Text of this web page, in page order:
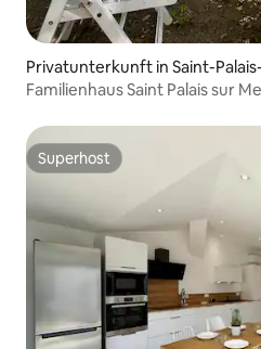
Privatunterkunft in Saint-
Familienhaus Saint Palais sur
Superhost
Superhost